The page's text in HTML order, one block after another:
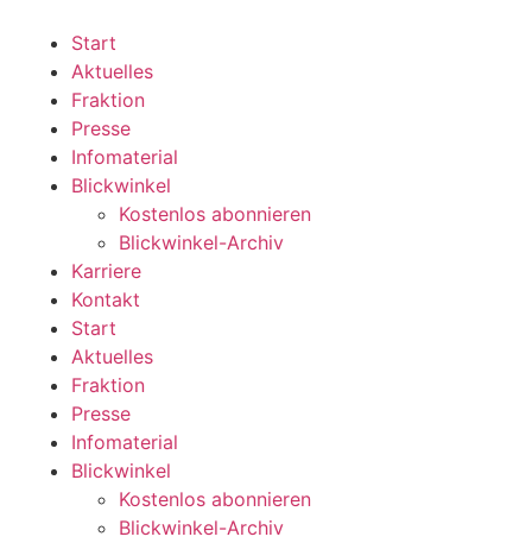
wechseln
Start
Aktuelles
Fraktion
Presse
Infomaterial
Blickwinkel
Kostenlos abonnieren
Blickwinkel-Archiv
Karriere
Kontakt
Start
Aktuelles
Fraktion
Presse
Infomaterial
Blickwinkel
Kostenlos abonnieren
Blickwinkel-Archiv